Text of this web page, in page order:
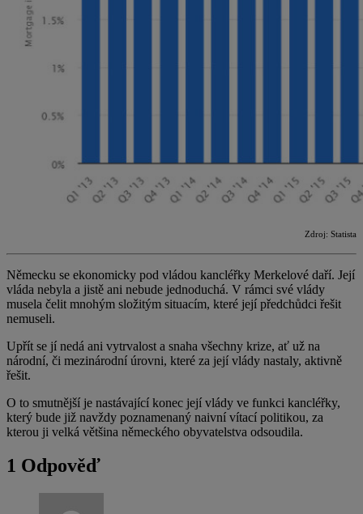
Zdroj: Statista
Německu se ekonomicky pod vládou kancléřky Merkelové daří. Její
vláda nebyla a jistě ani nebude jednoduchá. V rámci své vlády
musela čelit mnohým složitým situacím, které její předchůdci řešit
nemuseli.
Upřít se jí nedá ani vytrvalost a snaha všechny krize, ať už na
národní, či mezinárodní úrovni, které za její vlády nastaly, aktivně
řešit.
O to smutnější je nastávající konec její vlády ve funkci kancléřky,
který bude již navždy poznamenaný naivní vítací politikou, za
kterou ji velká většina německého obyvatelstva odsoudila.
1 Odpověď